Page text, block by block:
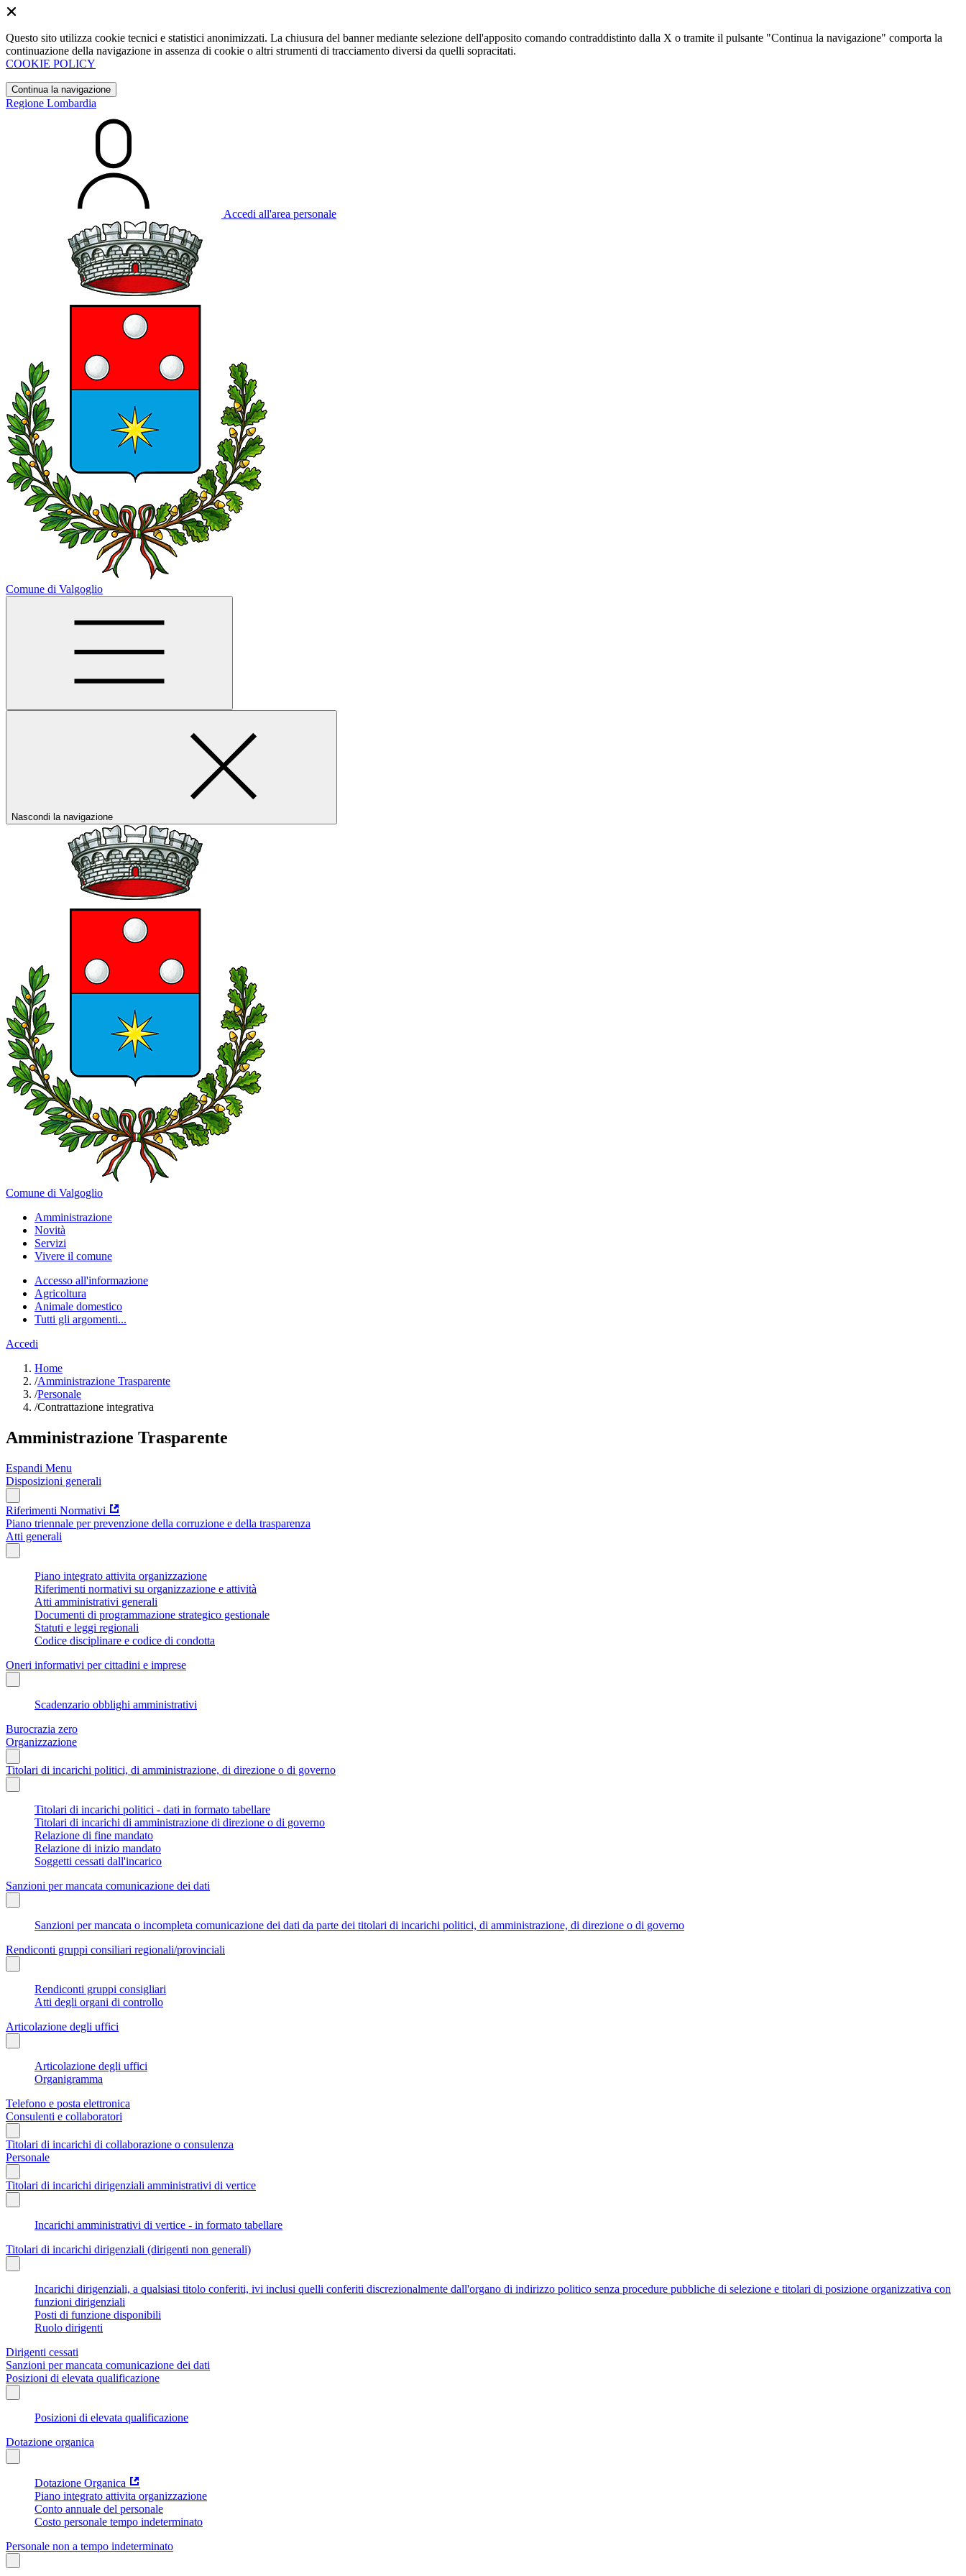
Questo sito utilizza cookie tecnici e statistici anonimizzati. La chiusura del banner mediante selezione dell'apposito comando contraddistinto dalla X o tramite il pulsante "Continua la navigazione" comporta la
continuazione della navigazione in assenza di cookie o altri strumenti di tracciamento diversi da quelli sopracitati.
COOKIE POLICY
Continua la navigazione
Regione Lombardia
Accedi all'area personale
Comune di Valgoglio
Nascondi la navigazione
Comune di Valgoglio
Amministrazione
Novità
Servizi
Vivere il comune
Accesso all'informazione
Agricoltura
Animale domestico
Tutti gli argomenti...
Accedi
Home
/Amministrazione Trasparente
/Personale
/Contrattazione integrativa
Amministrazione Trasparente
Espandi Menu
Disposizioni generali
Riferimenti Normativi
Piano triennale per prevenzione della corruzione e della trasparenza
Atti generali
Piano integrato attivita organizzazione
Riferimenti normativi su organizzazione e attività
Atti amministrativi generali
Documenti di programmazione strategico gestionale
Statuti e leggi regionali
Codice disciplinare e codice di condotta
Oneri informativi per cittadini e imprese
Scadenzario obblighi amministrativi
Burocrazia zero
Organizzazione
Titolari di incarichi politici, di amministrazione, di direzione o di governo
Titolari di incarichi politici - dati in formato tabellare
Titolari di incarichi di amministrazione di direzione o di governo
Relazione di fine mandato
Relazione di inizio mandato
Soggetti cessati dall'incarico
Sanzioni per mancata comunicazione dei dati
Sanzioni per mancata o incompleta comunicazione dei dati da parte dei titolari di incarichi politici, di amministrazione, di direzione o di governo
Rendiconti gruppi consiliari regionali/provinciali
Rendiconti gruppi consigliari
Atti degli organi di controllo
Articolazione degli uffici
Articolazione degli uffici
Organigramma
Telefono e posta elettronica
Consulenti e collaboratori
Titolari di incarichi di collaborazione o consulenza
Personale
Titolari di incarichi dirigenziali amministrativi di vertice
Incarichi amministrativi di vertice - in formato tabellare
Titolari di incarichi dirigenziali (dirigenti non generali)
Incarichi dirigenziali, a qualsiasi titolo conferiti, ivi inclusi quelli conferiti discrezionalmente dall'organo di indirizzo politico senza procedure pubbliche di selezione e titolari di posizione organizzativa con
funzioni dirigenziali
Posti di funzione disponibili
Ruolo dirigenti
Dirigenti cessati
Sanzioni per mancata comunicazione dei dati
Posizioni di elevata qualificazione
Posizioni di elevata qualificazione
Dotazione organica
Dotazione Organica
Piano integrato attivita organizzazione
Conto annuale del personale
Costo personale tempo indeterminato
Personale non a tempo indeterminato